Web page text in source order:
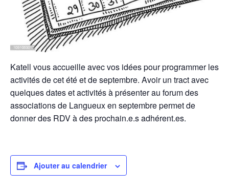
Katell vous accueille avec vos idées pour programmer les
activités de cet été et de septembre. Avoir un tract avec
quelques dates et activités à présenter au forum des
associations de Langueux en septembre permet de
donner des RDV à des prochain.e.s adhérent.es.
Ajouter au calendrier